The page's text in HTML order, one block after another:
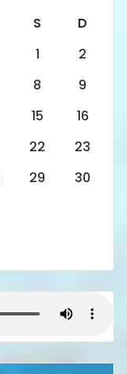
S
D
1
2
8
9
15
16
22
23
29
30